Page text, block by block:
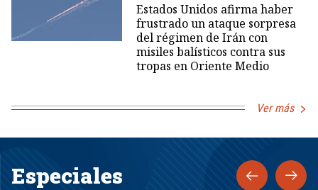
Estados Unidos afirma haber
frustrado un ataque sorpresa
del régimen de Irán con
misiles balísticos contra sus
tropas en Oriente Medio
Ver más
Especiales